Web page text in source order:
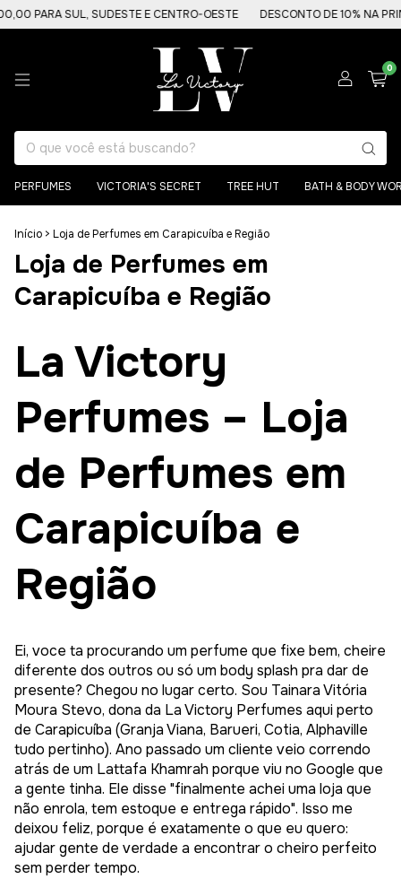
SUL, SUDESTE E CENTRO-OESTE DESCONTO DE 10% NA
0
PERFUMES VICTORIA'S SECRET TREE HUT BATH & BODY
Início > Loja de Perfumes em Carapicuíba e Região
Loja de Perfumes em
Carapicuíba e Região
La Victory
Perfumes – Loja
de Perfumes em
Carapicuíba e
Região
Ei, voce ta procurando um perfume que fixe bem, cheire
diferente dos outros ou só um body splash pra dar de
presente? Chegou no lugar certo. Sou Tainara Vitória
Moura Stevo, dona da La Victory Perfumes aqui perto
de Carapicuíba (Granja Viana, Barueri, Cotia, Alphaville
tudo pertinho). Ano passado um cliente veio correndo
atrás de um Lattafa Khamrah porque viu no Google que
a gente tinha. Ele disse "finalmente achei uma loja que
não enrola, tem estoque e entrega rápido". Isso me
deixou feliz, porque é exatamente o que eu quero:
ajudar gente de verdade a encontrar o cheiro perfeito
sem perder tempo.